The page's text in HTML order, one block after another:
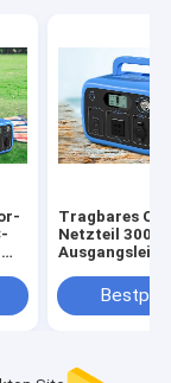
Tragbares
Netzteil 300
Outdoor-
Campingstall-